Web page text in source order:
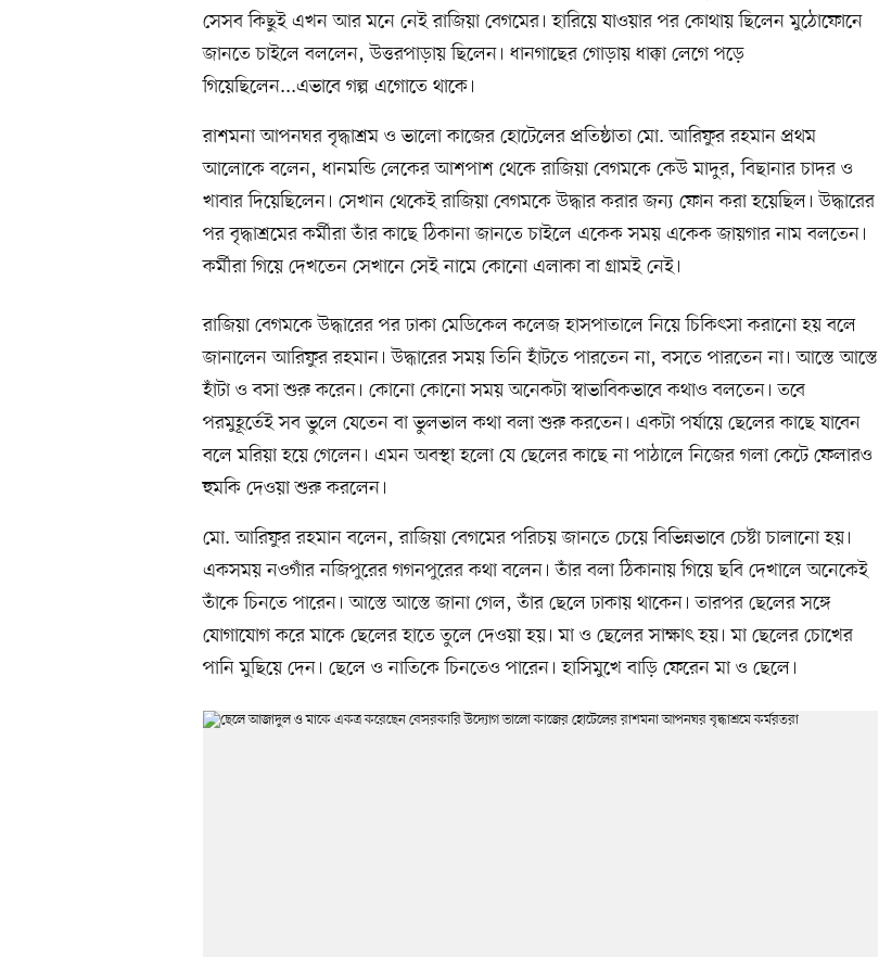
সেসব কিছুই এখন আর মনে নেই রাজিয়া বেগমের। হারিয়ে যাওয়ার পর কোথায় ছিলেন মুঠোফোনে
জানতে চাইলে বললেন, উত্তরপাড়ায় ছিলেন। ধানগাছের গোড়ায় ধাক্কা লেগে পড়ে
গিয়েছিলেন...এভাবে গল্প এগোতে থাকে।
রাশমনা আপনঘর বৃদ্ধাশ্রম ও ভালো কাজের হোটেলের প্রতিষ্ঠাতা মো. আরিফুর রহমান প্রথম
আলোকে বলেন, ধানমন্ডি লেকের আশপাশ থেকে রাজিয়া বেগমকে কেউ মাদুর, বিছানার চাদর ও
খাবার দিয়েছিলেন। সেখান থেকেই রাজিয়া বেগমকে উদ্ধার করার জন্য ফোন করা হয়েছিল। উদ্ধারের
পর বৃদ্ধাশ্রমের কর্মীরা তাঁর কাছে ঠিকানা জানতে চাইলে একেক সময় একেক জায়গার নাম বলতেন।
কর্মীরা গিয়ে দেখতেন সেখানে সেই নামে কোনো এলাকা বা গ্রামই নেই।
রাজিয়া বেগমকে উদ্ধারের পর ঢাকা মেডিকেল কলেজ হাসপাতালে নিয়ে চিকিৎসা করানো হয় বলে
জানালেন আরিফুর রহমান। উদ্ধারের সময় তিনি হাঁটতে পারতেন না, বসতে পারতেন না। আস্তে আস্তে
হাঁটা ও বসা শুরু করেন। কোনো কোনো সময় অনেকটা স্বাভাবিকভাবে কথাও বলতেন। তবে
পরমুহূর্তেই সব ভুলে যেতেন বা ভুলভাল কথা বলা শুরু করতেন। একটা পর্যায়ে ছেলের কাছে যাবেন
বলে মরিয়া হয়ে গেলেন। এমন অবস্থা হলো যে ছেলের কাছে না পাঠালে নিজের গলা কেটে ফেলারও
হুমকি দেওয়া শুরু করলেন।
মো. আরিফুর রহমান বলেন, রাজিয়া বেগমের পরিচয় জানতে চেয়ে বিভিন্নভাবে চেষ্টা চালানো হয়।
একসময় নওগাঁর নজিপুরের গগনপুরের কথা বলেন। তাঁর বলা ঠিকানায় গিয়ে ছবি দেখালে অনেকেই
তাঁকে চিনতে পারেন। আস্তে আস্তে জানা গেল, তাঁর ছেলে ঢাকায় থাকেন। তারপর ছেলের সঙ্গে
যোগাযোগ করে মাকে ছেলের হাতে তুলে দেওয়া হয়। মা ও ছেলের সাক্ষাৎ হয়। মা ছেলের চোখের
পানি মুছিয়ে দেন। ছেলে ও নাতিকে চিনতেও পারেন। হাসিমুখে বাড়ি ফেরেন মা ও ছেলে।